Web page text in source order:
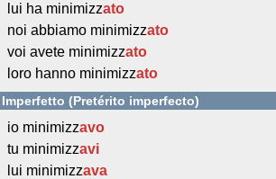
lui ha minimizzato
noi abbiamo minimizzato
voi avete minimizzato
loro hanno minimizzato
Imperfetto (Pretérito imperfecto)
io minimizzavo
tu minimizzavi
lui minimizzava